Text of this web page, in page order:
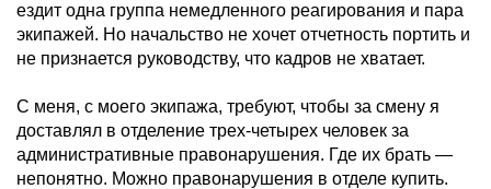
ездит одна группа немедленного реагирования и пара
экипажей. Но начальство не хочет отчетность портить и
не признается руководству, что кадров не хватает.
С меня, с моего экипажа, требуют, чтобы за смену я
доставлял в отделение трех-четырех человек за
административные правонарушения. Где их брать —
непонятно. Можно правонарушения в отделе купить.